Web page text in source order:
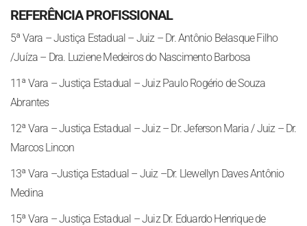
REFERÊNCIA PROFISSIONAL
5ª Vara – Justiça Estadual – Juiz – Dr. Antônio Belasque Filho
/Juíza – Dra. Luziene Medeiros do Nascimento Barbosa
11ª Vara – Justiça Estadual – Juiz Paulo Rogério de Souza
Abrantes
12ª Vara – Justiça Estadual – Juiz – Dr. Jeferson Maria / Juiz – Dr.
Marcos Lincon
13ª Vara –Justiça Estadual – Juiz –Dr. Llewellyn Daves Antônio
Medina
15ª Vara – Justiça Estadual – Juiz Dr. Eduardo Henrique de